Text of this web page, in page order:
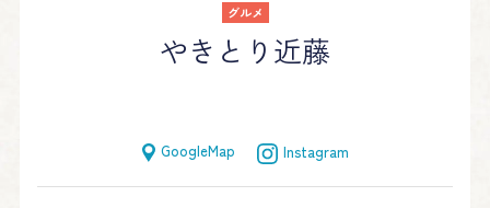
グルメ
やきとり近藤
GoogleMap Instagram